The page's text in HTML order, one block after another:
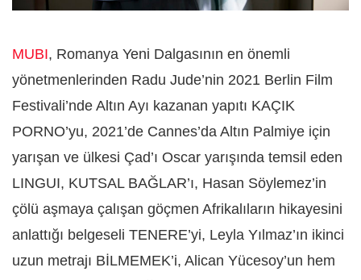
MUBI, Romanya Yeni Dalgasının en önemli
yönetmenlerinden Radu Jude’nin 2021 Berlin Film
Festivali’nde Altın Ayı kazanan yapıtı KAÇIK
PORNO’yu, 2021’de Cannes’da Altın Palmiye için
yarışan ve ülkesi Çad’ı Oscar yarışında temsil eden
LINGUI, KUTSAL BAĞLAR’ı, Hasan Söylemez’in
çölü aşmaya çalışan göçmen Afrikalıların hikayesini
anlattığı belgeseli TENERE’yi, Leyla Yılmaz’ın ikinci
uzun metrajı BİLMEMEK’i, Alican Yücesoy’un hem